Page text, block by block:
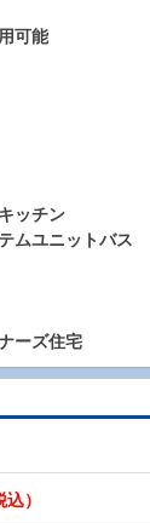
可能
ッチン
ムユニットバス
ーズ住宅
）